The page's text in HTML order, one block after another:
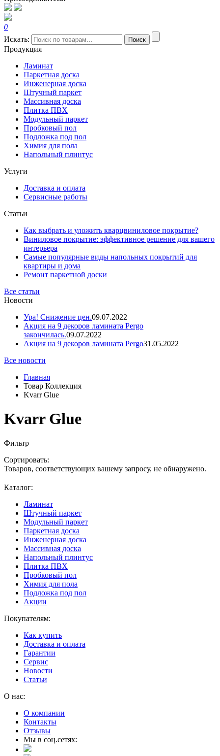
0
Искать:
Поиск
Продукция
Ламинат
Паркетная доска
Инженерная доска
Штучный паркет
Массивная доска
Плитка ПВХ
Модульный паркет
Пробковый пол
Подложка под пол
Химия для пола
Напольный плинтус
Услуги
Доставка и оплата
Сервисные работы
Статьи
Как выбрать и уложить кварцвиниловое покрытие?
Виниловое покрытие: эффективное решение для вашего
интерьера
Самые популярные виды напольных покрытий для
квартиры и дома
Ремонт паркетной доски
Все статьи
Новости
Ура! Снижение цен.09.07.2022
Акция на 9 декоров ламината Pergo
закончилась.09.07.2022
Акция на 9 декоров ламината Pergo31.05.2022
Все новости
Главная
Товар Коллекция
Kvarr Glue
Kvarr Glue
Фильтр
Сортировать:
Товаров, соответствующих вашему запросу, не обнаружено.
Каталог:
Ламинат
Штучный паркет
Модульный паркет
Паркетная доска
Инженерная доска
Массивная доска
Напольный плинтус
Плитка ПВХ
Пробковый пол
Химия для пола
Подложка под пол
Акции
Покупателям:
Как купить
Доставка и оплата
Гарантии
Сервис
Новости
Статьи
О нас:
О компании
Контакты
Отзывы
Мы в соц.сетях: